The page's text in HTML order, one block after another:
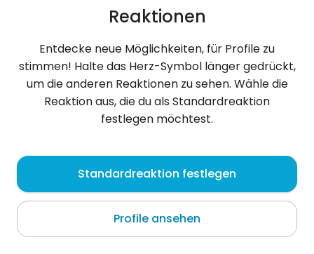
Katarzyna , 35
Pionki
Über mich
Reaktionen
Entdecke neue Möglichkeiten, für Profile zu
stimmen! Halte das Herz-Symbol länger gedrückt,
um die anderen Reaktionen zu sehen. Wähle die
Reaktion aus, die du als Standardreaktion
festlegen möchtest.
Standardreaktion festlegen
Profile ansehen